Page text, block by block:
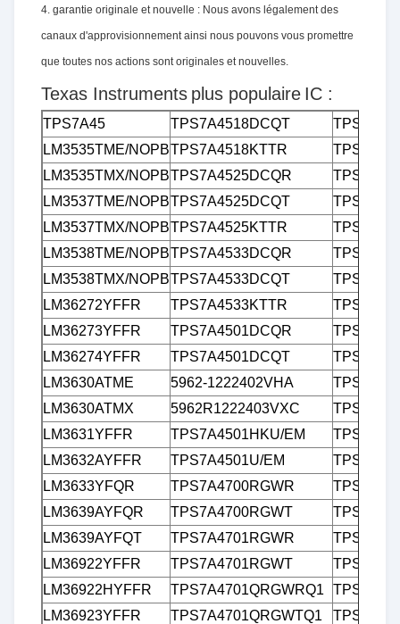
4. garantie originale et nouvelle : Nous avons légalement des
canaux d'approvisionnement ainsi nous pouvons vous promettre
que toutes nos actions sont originales et nouvelles.
Texas Instruments plus populaire IC :
TPS7A45 TPS7A4518DCQT
LM3535TME/NOPBTPS7A4518KTTR
LM3535TMX/NOPBTPS7A4525DCQR
LM3537TME/NOPBTPS7A4525DCQT
LM3537TMX/NOPBTPS7A4525KTTR
LM3538TME/NOPBTPS7A4533DCQR
LM3538TMX/NOPBTPS7A4533DCQT
LM36272YFFR
TPS7A4533KTTR
LM36273YFFR
TPS7A4501DCQR
LM36274YFFR
TPS7A4501DCQT
LM3630ATME
5962-1222402VHA
LM3630ATMX
5962R1222403VXC
LM3631YFFR
TPS7A4501HKU/EM
LM3632AYFFR
TPS7A4501U/EM
LM3633YFQR
TPS7A4700RGWR
LM3639AYFQR
TPS7A4700RGWT
LM3639AYFQT
TPS7A4701RGWR
LM36922YFFR
TPS7A4701RGWT
LM36922HYFFR
TPS7A4701QRGWRQ1
LM36923YFFR
TPS7A4701QRGWTQ1